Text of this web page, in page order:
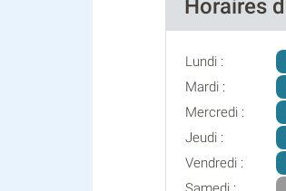
Horaires
Lundi :
Mardi :
Mercredi :
Jeudi :
Vendredi :